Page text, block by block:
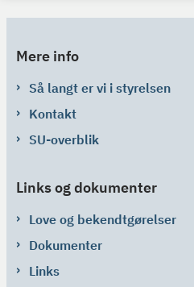
Mere info
Så langt er vi i styrelsen
Kontakt
SU-overblik
Links og dokumenter
Love og bekendtgørelser
Dokumenter
Links